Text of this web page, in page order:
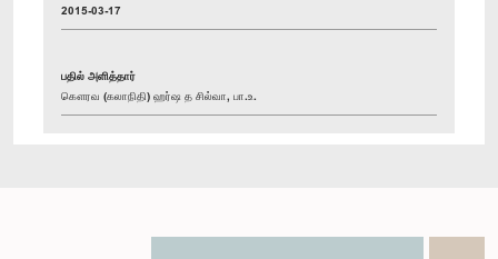
2015-03-17
பதில் அளித்தார்
கௌரவ (கலாநிதி) ஹர்ஷ த சில்வா, பா.உ.